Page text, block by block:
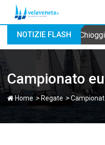
NOTIZIE FLASH
Campionato
Home > Regate>